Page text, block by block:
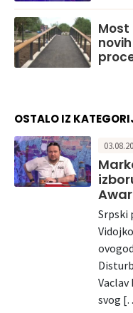
Most
OSTALO IZ
Srpski
Vaclav
svog